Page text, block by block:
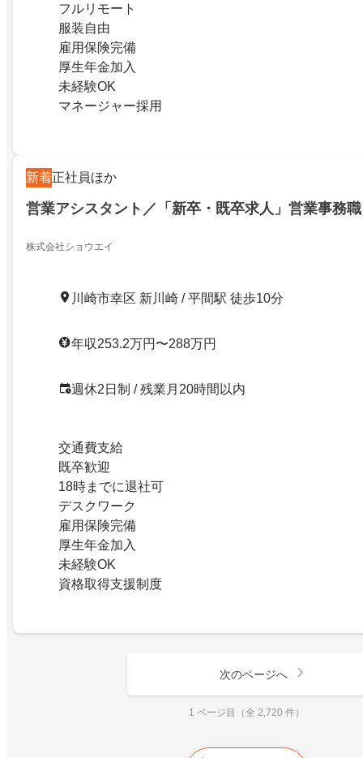
フルリモート
服装自由
雇用保険完備
厚生年金加入
未経験OK
マネージャー採用
新着正社員ほか
営業アシスタント／「新卒・既卒求人」営業事務職
株式会社ショウエイ
川崎市幸区 新川崎 / 平間駅 徒歩10分
年収253.2万円〜288万円
週休2日制 / 残業月20時間以内
交通費支給
既卒歓迎
18時までに退社可
デスクワーク
雇用保険完備
厚生年金加入
未経験OK
資格取得支援制度
次のページへ
1 ページ目（全 2,720 件）